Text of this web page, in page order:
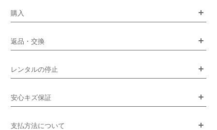
購入
返品・交換
レンタルの停止
安心キズ保証
支払方法について